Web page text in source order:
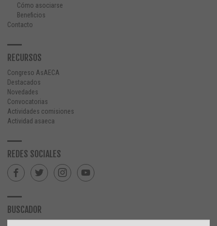
Cómo asociarse
Beneficios
Contacto
RECURSOS
Congreso AsAECA
Destacados
Novedades
Convocatorias
Actividades comisiones
Actividad asaeca
REDES SOCIALES
BUSCADOR